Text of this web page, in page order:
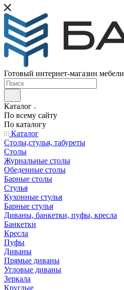
Готовый интернет-магазин мебели
Каталог
По всему сайту
По каталогу
Каталог
Столы,стулья, табуреты
Столы
Журнальные столы
Обеденные столы
Барные столы
Стулья
Кухонные стулья
Барные стулья
Диваны, банкетки, пуфы, кресла
Банкетки
Кресла
Пуфы
Диваны
Прямые диваны
Угловые диваны
Зеркала
Круглые